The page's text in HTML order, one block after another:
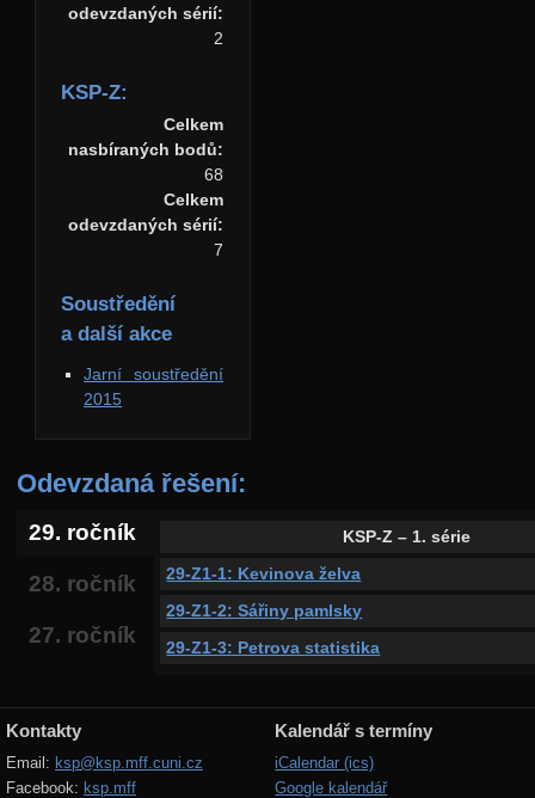
odevzdaných sérií:
2
KSP-Z:
Celkem
nasbíraných bodů:
68
Celkem
odevzdaných sérií:
7
Soustředění
a další akce
Jarní soustředění
2015
Odevzdaná řešení:
29. ročník
28. ročník
27. ročník
KSP-Z – 1. série
29-Z1-1: Kevinova želva
29-Z1-2: Sářiny pamlsky
29-Z1-3: Petrova statistika
Kontakty
Email: ksp@ksp.mff.cuni.cz
Facebook: ksp.mff
Kalendář s termíny
iCalendar (ics)
Google kalendář